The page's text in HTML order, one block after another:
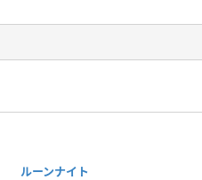
ルーンナイト